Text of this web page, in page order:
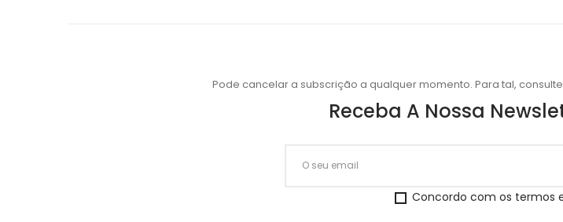
Pode cancelar a subscrição a qualquer momento. Para tal,
Receba A Nossa
Concordo com os termos